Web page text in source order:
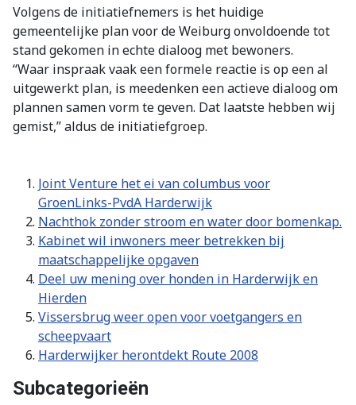
Volgens de initiatiefnemers is het huidige
gemeentelijke plan voor de Weiburg onvoldoende tot
stand gekomen in echte dialoog met bewoners.
“Waar inspraak vaak een formele reactie is op een al
uitgewerkt plan, is meedenken een actieve dialoog om
plannen samen vorm te geven. Dat laatste hebben wij
gemist,” aldus de initiatiefgroep.
Joint Venture het ei van columbus voor
GroenLinks-PvdA Harderwijk
Nachthok zonder stroom en water door bomenkap.
Kabinet wil inwoners meer betrekken bij
maatschappelijke opgaven
Deel uw mening over honden in Harderwijk en
Hierden
Vissersbrug weer open voor voetgangers en
scheepvaart
Harderwijker herontdekt Route 2008
Subcategorieën